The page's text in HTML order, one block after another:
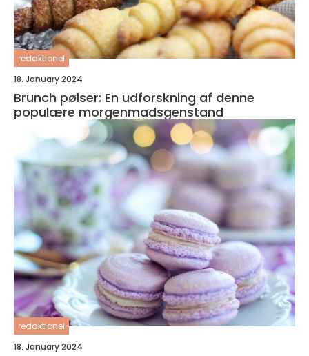
redaktionel
18. January 2024
Brunch pølser: En udforskning af denne
populære morgenmadsgenstand
redaktionel
18. January 2024